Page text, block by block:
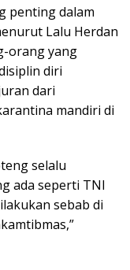
penting dalam
Lalu Herdan
orang yang
diri
dari
mandiri di
selalu
ada seperti TNI
sebab di